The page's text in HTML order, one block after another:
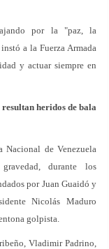
por la "paz, la
a la Fuerza Armada
y actuar siempre en
heridos de bala
de Venezuela
durante los
por Juan Guaidó y
Nicolás Maduro
golpista.
Vladimir Padrino,